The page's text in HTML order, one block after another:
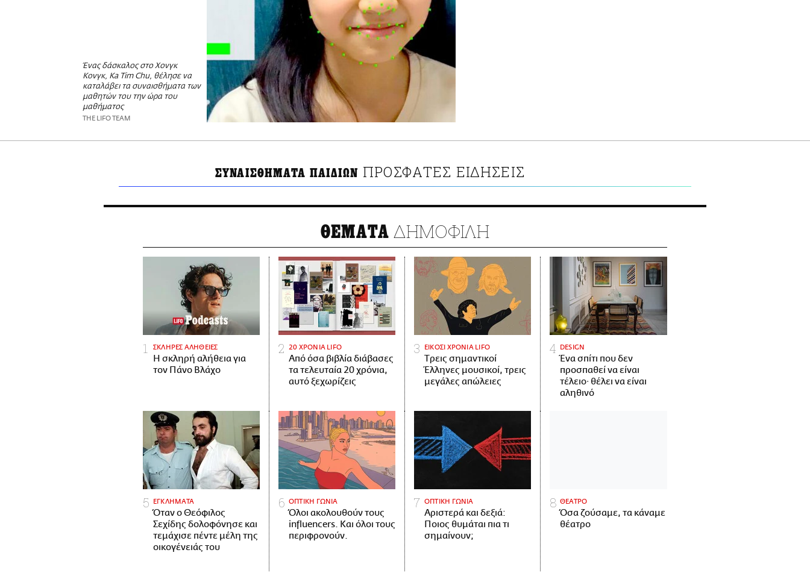
Ένας δάσκαλος στο Χονγκ
Κονγκ, Ka Tim Chu, θέλησε να
καταλάβει τα συναισθήματα των
μαθητών του την ώρα του
μαθήματος
THE LIFO TEAM
ΣΥΝΑΙΣΘΗΜΑΤΑ ΠΑΙΔΙΩΝ ΠΡΟΣΦΑΤΕΣ ΕΙΔΗΣΕΙΣ
ΘΕΜΑΤΑ ΔΗΜΟΦΙΛΗ
ΣΚΛΗΡΕΣ ΑΛΗΘΕΙΕΣ
H σκληρή αλήθεια για
τον Πάνο Βλάχο
20 ΧΡΟΝΙΑ LIFO
Από όσα βιβλία διάβασες
τα τελευταία 20 χρόνια,
αυτό ξεχωρίζεις
ΕΙΚΟΣΙ ΧΡΟΝΙΑ LIFO
Tρεις σημαντικοί
Έλληνες μουσικοί, τρεις
μεγάλες απώλειες
DESIGN
Ένα σπίτι που δεν
προσπαθεί να είναι
τέλειο· θέλει να είναι
αληθινό
ΕΓΚΛΗΜΑΤΑ
Όταν ο Θεόφιλος
Σεχίδης δολοφόνησε και
τεμάχισε πέντε μέλη της
οικογένειάς του
ΟΠΤΙΚΗ ΓΩΝΙΑ
Όλοι ακολουθούν τους
influencers. Και όλοι τους
περιφρονούν.
ΟΠΤΙΚΗ ΓΩΝΙΑ
Αριστερά και δεξιά:
Ποιος θυμάται πια τι
σημαίνουν;
ΘΕΑΤΡΟ
Όσα ζούσαμε, τα κάναμε
θέατρο